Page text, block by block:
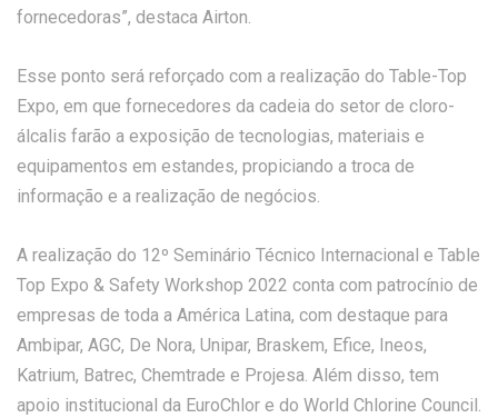
fornecedoras”, destaca Airton.
Esse ponto será reforçado com a realização do Table-Top
Expo, em que fornecedores da cadeia do setor de cloro-
álcalis farão a exposição de tecnologias, materiais e
equipamentos em estandes, propiciando a troca de
informação e a realização de negócios.
A realização do 12º Seminário Técnico Internacional e Table
Top Expo & Safety Workshop 2022 conta com patrocínio de
empresas de toda a América Latina, com destaque para
Ambipar, AGC, De Nora, Unipar, Braskem, Efice, Ineos,
Katrium, Batrec, Chemtrade e Projesa. Além disso, tem
apoio institucional da EuroChlor e do World Chlorine Council.